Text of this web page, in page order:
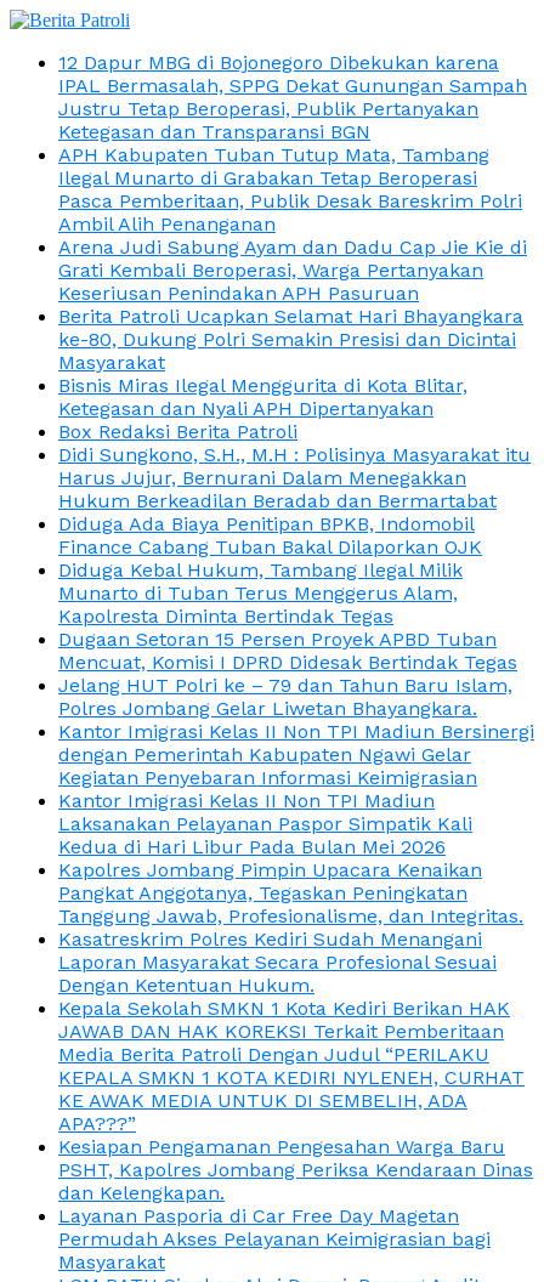
12 Dapur MBG di Bojonegoro Dibekukan karena
IPAL Bermasalah, SPPG Dekat Gunungan Sampah
Justru Tetap Beroperasi, Publik Pertanyakan
Ketegasan dan Transparansi BGN
APH Kabupaten Tuban Tutup Mata, Tambang
Ilegal Munarto di Grabakan Tetap Beroperasi
Pasca Pemberitaan, Publik Desak Bareskrim Polri
Ambil Alih Penanganan
Arena Judi Sabung Ayam dan Dadu Cap Jie Kie di
Grati Kembali Beroperasi, Warga Pertanyakan
Keseriusan Penindakan APH Pasuruan
Berita Patroli Ucapkan Selamat Hari Bhayangkara
ke-80, Dukung Polri Semakin Presisi dan Dicintai
Masyarakat
Bisnis Miras Ilegal Menggurita di Kota Blitar,
Ketegasan dan Nyali APH Dipertanyakan
Box Redaksi Berita Patroli
Didi Sungkono, S.H., M.H : Polisinya Masyarakat itu
Harus Jujur, Bernurani Dalam Menegakkan
Hukum Berkeadilan Beradab dan Bermartabat
Diduga Ada Biaya Penitipan BPKB, Indomobil
Finance Cabang Tuban Bakal Dilaporkan OJK
Diduga Kebal Hukum, Tambang Ilegal Milik
Munarto di Tuban Terus Menggerus Alam,
Kapolresta Diminta Bertindak Tegas
Dugaan Setoran 15 Persen Proyek APBD Tuban
Mencuat, Komisi I DPRD Didesak Bertindak Tegas
Jelang HUT Polri ke – 79 dan Tahun Baru Islam,
Polres Jombang Gelar Liwetan Bhayangkara.
Kantor Imigrasi Kelas II Non TPI Madiun Bersinergi
dengan Pemerintah Kabupaten Ngawi Gelar
Kegiatan Penyebaran Informasi Keimigrasian
Kantor Imigrasi Kelas II Non TPI Madiun
Laksanakan Pelayanan Paspor Simpatik Kali
Kedua di Hari Libur Pada Bulan Mei 2026
Kapolres Jombang Pimpin Upacara Kenaikan
Pangkat Anggotanya, Tegaskan Peningkatan
Tanggung Jawab, Profesionalisme, dan Integritas.
Kasatreskrim Polres Kediri Sudah Menangani
Laporan Masyarakat Secara Profesional Sesuai
Dengan Ketentuan Hukum.
Kepala Sekolah SMKN 1 Kota Kediri Berikan HAK
JAWAB DAN HAK KOREKSI Terkait Pemberitaan
Media Berita Patroli Dengan Judul “PERILAKU
KEPALA SMKN 1 KOTA KEDIRI NYLENEH, CURHAT
KE AWAK MEDIA UNTUK DI SEMBELIH, ADA
APA???”
Kesiapan Pengamanan Pengesahan Warga Baru
PSHT, Kapolres Jombang Periksa Kendaraan Dinas
dan Kelengkapan.
Layanan Pasporia di Car Free Day Magetan
Permudah Akses Pelayanan Keimigrasian bagi
Masyarakat